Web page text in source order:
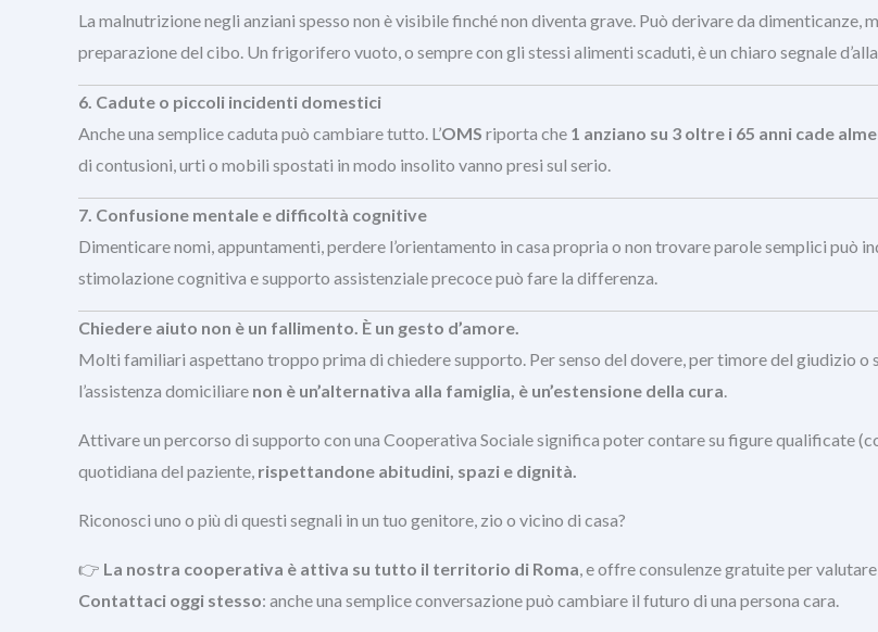
La malnutrizione negli anziani spesso non è visibile finché non diventa grave. Può derivare da
preparazione del cibo. Un frigorifero vuoto, o sempre con gli stessi alimenti scaduti, è un chiaro segnale
6. Cadute o piccoli incidenti domestici
Anche una semplice caduta può cambiare tutto. L’OMS riporta che 1 anziano su 3 oltre i 65 anni cade
di contusioni, urti o mobili spostati in modo insolito vanno presi sul serio.
7. Confusione mentale e difficoltà cognitive
Dimenticare nomi, appuntamenti, perdere l’orientamento in casa propria o non trovare parole semplici può
stimolazione cognitiva e supporto assistenziale precoce può fare la differenza.
Chiedere aiuto non è un fallimento. È un gesto d’amore.
Molti familiari aspettano troppo prima di chiedere supporto. Per senso del dovere, per timore del giudizio
l’assistenza domiciliare non è un’alternativa alla famiglia, è un’estensione della cura.
Attivare un percorso di supporto con una Cooperativa Sociale significa poter contare su figure qualificate
quotidiana del paziente, rispettandone abitudini, spazi e dignità.
Riconosci uno o più di questi segnali in un tuo genitore, zio o vicino di casa?
👉 La nostra cooperativa è attiva su tutto il territorio di Roma, e offre consulenze gratuite per
Contattaci oggi stesso: anche una semplice conversazione può cambiare il futuro di una persona cara.